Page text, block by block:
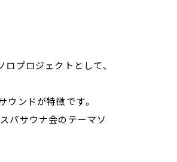
プロジェクトとして、
ウンドが特徴です。
パサウナ会のテーマソ